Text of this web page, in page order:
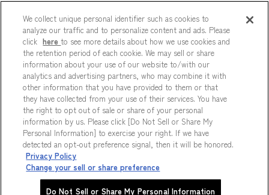
掲載している情報は予告なく仕様・デザイン・価格等が変更と
なる場合がございます。
掲載している情報は各記事が公開された時点のもので、現在と
異なる可能性がございます。
掲載商品は数に限りがございますので、品切れの際はご容赦く
ださい。
商品の詳細は各店までお問い合わせください。
特に記載がない場合、すべて参考商品です。
掲載の記事、写真、イラストなどの無断転載は固くお断りいた
します。
プライバシーポリシー
Do Not Sell or Share My Personal Information
Copyright © HEP FIVE. All Rights Reserved.
We collect unique personal identifier such as cookies to
analyze our traffic and to personalize content and ads. Please
click hereto see more details about how we use cookies and
the retention period of each cookie. We may sell or share
information about your use of our website to/with our
analytics and advertising partners, who may combine it with
other information that you have provided to them or that
they have collected from your use of their services. You have
the right to opt out of sale or share of your personal
information by us. Please click [Do Not Sell or Share My
Personal Information] to exercise your right. If we have
detected an opt-out preference signal, then it will be honored.
Privacy Policy
Change your sell or share preference
Do Not Sell or Share My Personal Information